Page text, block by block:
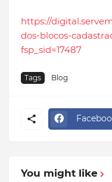
https://
dos-blocos-
fsp_sid=17487
Tags Blog
You might like